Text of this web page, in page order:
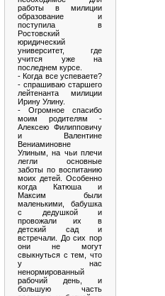
работы в милиции
образование и
поступила в
Ростовский
юридический
университет, где
учится уже на
последнем курсе.
- Когда все успеваете?
- спрашиваю старшего
лейтенанта милиции
Ирину Улину.
- Огромное спасибо
моим родителям -
Алексею Филипповичу
и Валентине
Вениаминовне
Улиным, на чьи плечи
легли основные
заботы по воспитанию
моих детей. Особенно
когда Катюша и
Максим были
маленькими, бабушка
с дедушкой и
провожали их в
детский сад и
встречали. До сих пор
они не могут
свыкнуться с тем, что
у нас
ненормированный
рабочий день, и
большую часть